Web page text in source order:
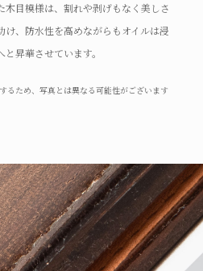
目模様は、割れや剥げもなく美しさ
け、防水性を高めながらもオイルは浸
昇華させています。
るため、写真とは異なる可能性がございます